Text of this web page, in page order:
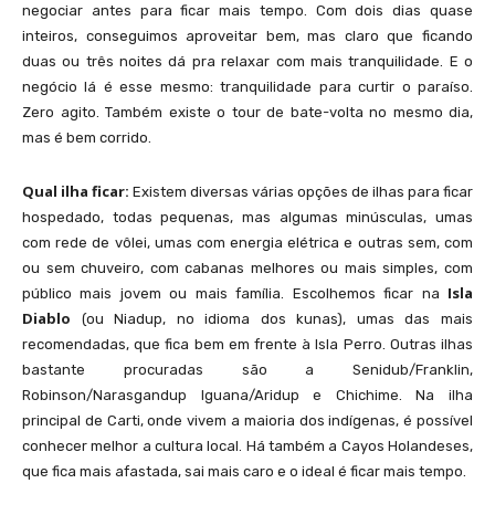
A Isla Perro, com um barco naufragado, é uma das mais belas de San Blas
Isla Perro conta com um bar e é uma das mais procuradas em San Blas
negociar antes para ficar mais tempo. Com dois dias quase
inteiros, conseguimos aproveitar bem, mas claro que ficando
duas ou três noites dá pra relaxar com mais tranquilidade. E o
negócio lá é esse mesmo: tranquilidade para curtir o paraíso.
Zero agito. Também existe o tour de bate-volta no mesmo dia,
mas é bem corrido.
Qual ilha ficar: Existem diversas várias opções de ilhas para ficar
hospedado, todas pequenas, mas algumas minúsculas, umas
com rede de vôlei, umas com energia elétrica e outras sem, com
ou sem chuveiro, com cabanas melhores ou mais simples, com
público mais jovem ou mais família. Escolhemos ficar na Isla
Diablo (ou Niadup, no idioma dos kunas), umas das mais
recomendadas, que fica bem em frente à Isla Perro. Outras ilhas
bastante procuradas são a Senidub/Franklin,
Robinson/Narasgandup Iguana/Aridup e Chichime. Na ilha
principal de Carti, onde vivem a maioria dos indígenas, é possível
conhecer melhor a cultura local. Há também a Cayos Holandeses,
que fica mais afastada, sai mais caro e o ideal é ficar mais tempo.